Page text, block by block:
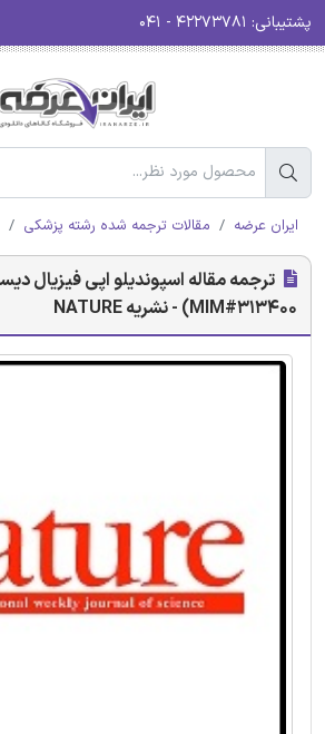
پشتیبانی:
ایران عرضه مقالات ترجمه شده رشته پزشکی
MIM#313400) - نشریه NATURE